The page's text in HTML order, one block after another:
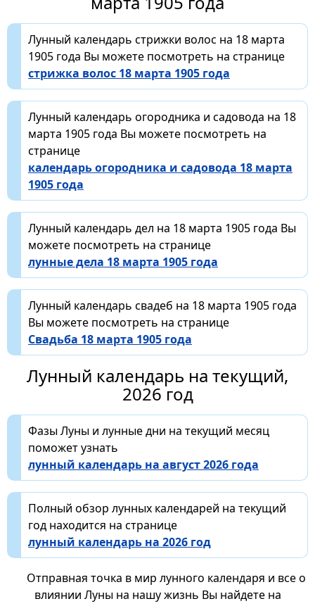
Лунный календарь стрижки волос на 18 марта
1905 года Вы можете посмотреть на странице
стрижка волос 18 марта 1905 года
Лунный календарь огородника и садовода на 18
марта 1905 года Вы можете посмотреть на
странице
календарь огородника и садовода 18 марта
1905 года
Лунный календарь дел на 18 марта 1905 года Вы
можете посмотреть на странице
лунные дела 18 марта 1905 года
Лунный календарь свадеб на 18 марта 1905 года
Вы можете посмотреть на странице
Свадьба 18 марта 1905 года
Лунный календарь на текущий,
2026 год
Фазы Луны и лунные дни на текущий месяц
поможет узнать
лунный календарь на август 2026 года
Полный обзор лунных календарей на текущий
год находится на странице
лунный календарь на 2026 год
Отправная точка в мир лунного календаря и все о
влиянии Луны на нашу жизнь Вы найдете на